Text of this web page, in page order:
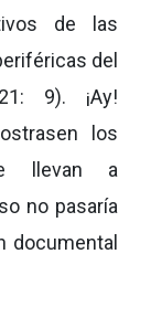
de las
del
9). ¡Ay!
los
llevan a
no pasaría
documental